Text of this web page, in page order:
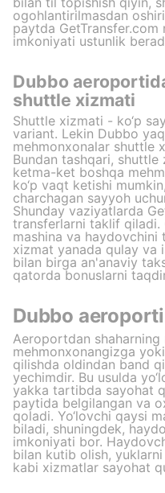
ogohlantirilmasdan
paytda
imkoniyati ustunlik
Dubbo
shuttle xizmati
Shuttle xizmati - ko‘p
variant. Lekin Dubbo
mehmonxonalar shuttle
Bundan tashqari, shuttle
ketma-ket boshqa
ko‘p vaqt ketishi
charchagan sayyoh
Shunday vaziyatlarda
transferlarni taklif qiladi.
mashina va
xizmat yanada qulay va
bilan birga an'anaviy
qatorda bonuslarni
Dubbo
Aeroportdan shaharning
mehmonxonangizga
qilishda oldindan band
yechimdir. Bu usulda
yakka tartibda sayohat
paytida belgilangan va
qoladi. Yo‘lovchi qaysi
biladi, shuningdek,
imkoniyati bor.
bilan kutib olish,
kabi xizmatlar sayohat